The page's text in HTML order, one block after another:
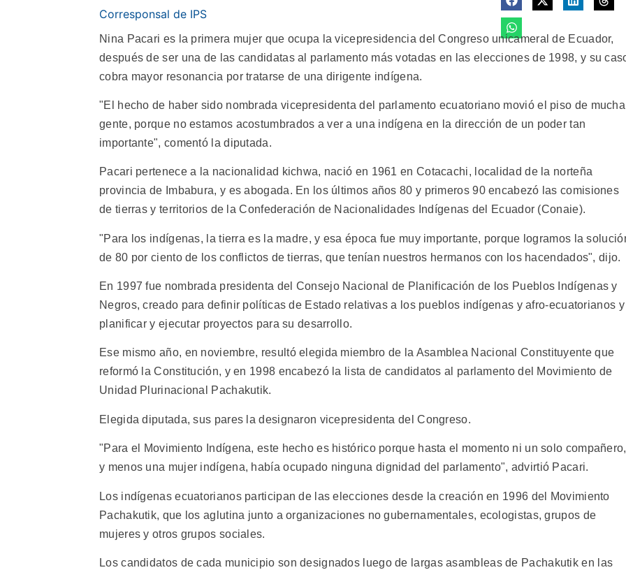
Corresponsal de IPS
Nina Pacari es la primera mujer que ocupa la vicepresidencia del Congreso unicameral de Ecuador,
después de ser una de las candidatas al parlamento más votadas en las elecciones de 1998, y su
cobra mayor resonancia por tratarse de una dirigente indígena.
"El hecho de haber sido nombrada vicepresidenta del parlamento ecuatoriano movió el piso de mucha
gente, porque no estamos acostumbrados a ver a una indígena en la dirección de un poder tan
importante", comentó la diputada.
Pacari pertenece a la nacionalidad kichwa, nació en 1961 en Cotacachi, localidad de la norteña
provincia de Imbabura, y es abogada. En los últimos años 80 y primeros 90 encabezó las comisiones
de tierras y territorios de la Confederación de Nacionalidades Indígenas del Ecuador (Conaie).
"Para los indígenas, la tierra es la madre, y esa época fue muy importante, porque logramos la
de 80 por ciento de los conflictos de tierras, que tenían nuestros hermanos con los hacendados", dijo.
En 1997 fue nombrada presidenta del Consejo Nacional de Planificación de los Pueblos Indígenas y
Negros, creado para definir políticas de Estado relativas a los pueblos indígenas y afro-ecuatorianos y
planificar y ejecutar proyectos para su desarrollo.
Ese mismo año, en noviembre, resultó elegida miembro de la Asamblea Nacional Constituyente que
reformó la Constitución, y en 1998 encabezó la lista de candidatos al parlamento del Movimiento de
Unidad Plurinacional Pachakutik.
Elegida diputada, sus pares la designaron vicepresidenta del Congreso.
"Para el Movimiento Indígena, este hecho es histórico porque hasta el momento ni un solo compañero,
y menos una mujer indígena, había ocupado ninguna dignidad del parlamento", advirtió Pacari.
Los indígenas ecuatorianos participan de las elecciones desde la creación en 1996 del Movimiento
Pachakutik, que los aglutina junto a organizaciones no gubernamentales, ecologistas, grupos de
mujeres y otros grupos sociales.
Los candidatos de cada municipio son designados luego de largas asambleas de Pachakutik en las